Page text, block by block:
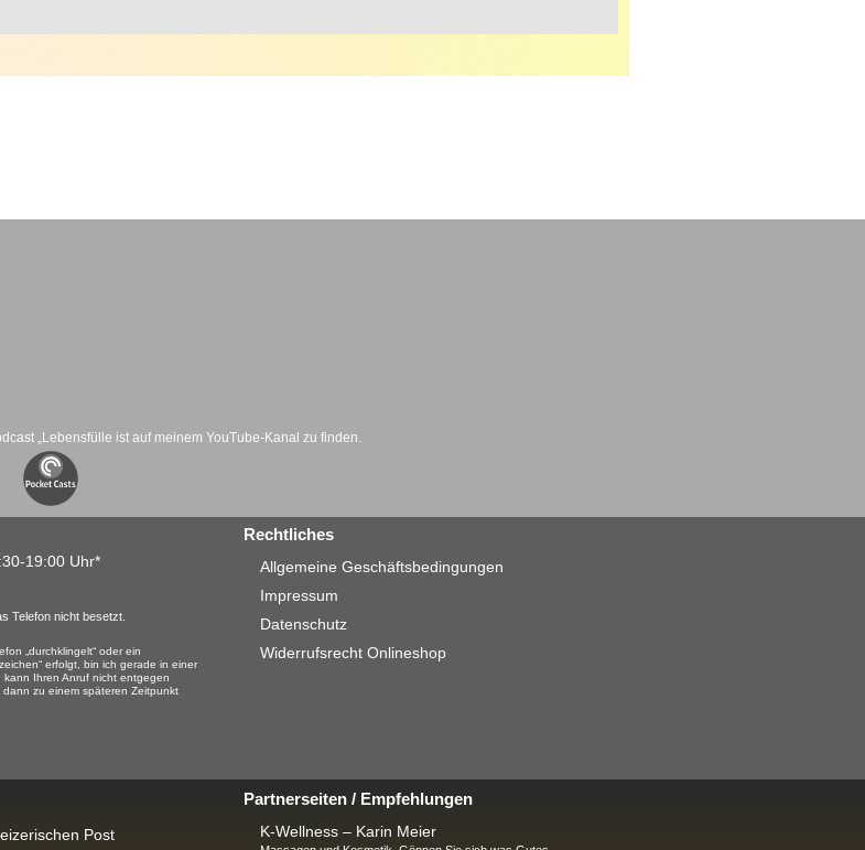
„Lebensfülle ist auf meinem YouTube-Kanal zu finden.
19:00 Uhr*
Telefon nicht besetzt.
„durchklingelt“ oder ein
erfolgt, bin ich gerade in einer
kann Ihren Anruf nicht entgegen
zu einem späteren Zeitpunkt
Rechtliches
Allgemeine Geschäftsbedingungen
Impressum
Datenschutz
Widerrufsrecht Onlineshop
Post
Partnerseiten / Empfehlungen
K-Wellness – Karin Meier